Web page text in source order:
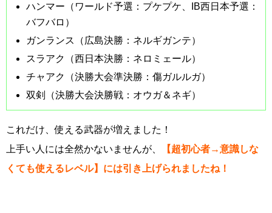
ハンマー（ワールド予選：プケプケ、IB西日本予選：
バフバロ）
ガンランス（広島決勝：ネルギガンテ）
スラアク（西日本決勝：ネロミェール）
チャアク（決勝大会準決勝：傷ガルルガ）
双剣（決勝大会決勝戦：オウガ＆ネギ）
これだけ、使える武器が増えました！
上手い人には全然かないませんが、
【超初心者→意識しな
くても使えるレベル】には引き上げられましたね！